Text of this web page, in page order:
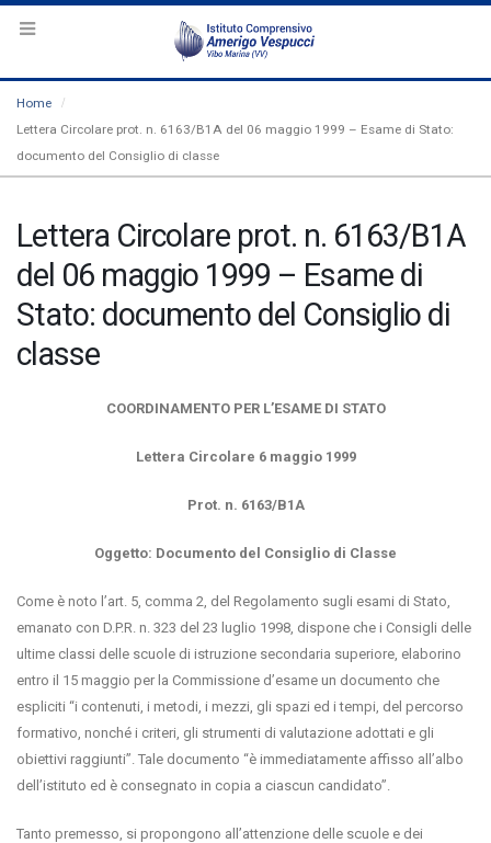
Home
Lettera Circolare prot. n. 6163/B1A del 06 maggio 1999 – Esame di Stato:
documento del Consiglio di classe
Lettera Circolare prot. n. 6163/B1A
del 06 maggio 1999 – Esame di
Stato: documento del Consiglio di
classe
COORDINAMENTO PER L’ESAME DI STATO
Lettera Circolare 6 maggio 1999
Prot. n. 6163/B1A
Oggetto: Documento del Consiglio di Classe
Come è noto l’art. 5, comma 2, del Regolamento sugli esami di Stato,
emanato con D.P.R. n. 323 del 23 luglio 1998, dispone che i Consigli delle
ultime classi delle scuole di istruzione secondaria superiore, elaborino
entro il 15 maggio per la Commissione d’esame un documento che
espliciti “i contenuti, i metodi, i mezzi, gli spazi ed i tempi, del percorso
formativo, nonché i criteri, gli strumenti di valutazione adottati e gli
obiettivi raggiunti”. Tale documento “è immediatamente affisso all’albo
dell’istituto ed è consegnato in copia a ciascun candidato”.
Tanto premesso, si propongono all’attenzione delle scuole e dei